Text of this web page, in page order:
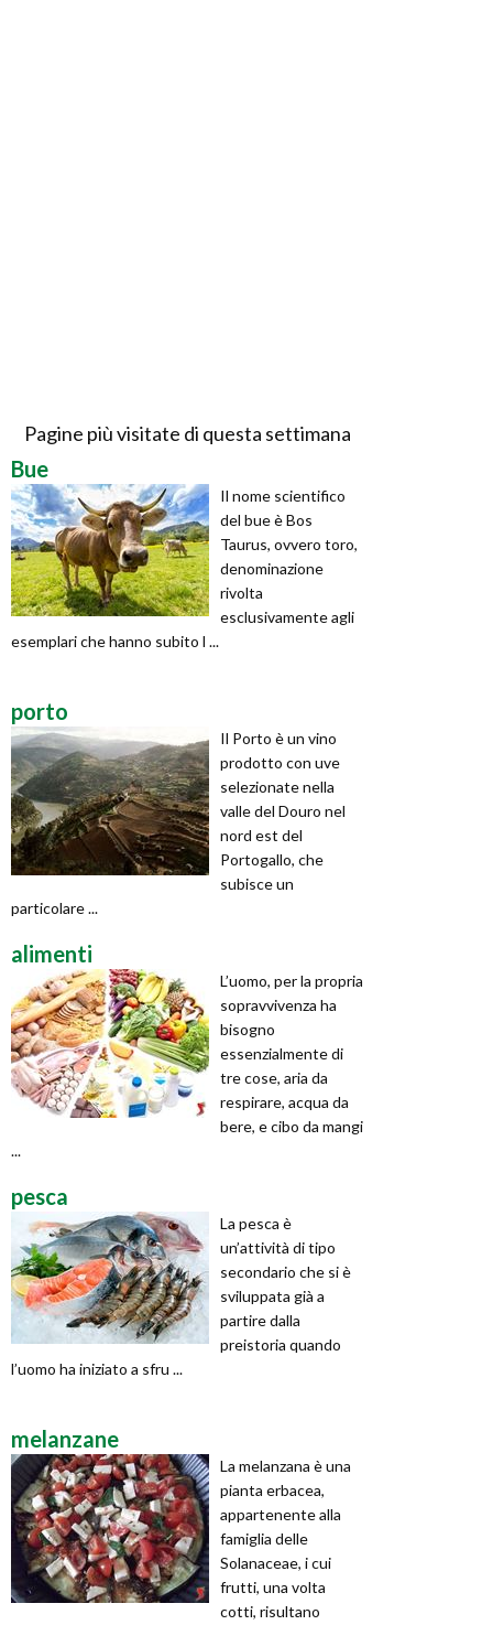
Pagine più visitate di questa settimana
Bue
Il nome scientifico
del bue è Bos
Taurus, ovvero toro,
denominazione
rivolta
esclusivamente agli
esemplari che hanno subito l ...
porto
Il Porto è un vino
prodotto con uve
selezionate nella
valle del Douro nel
nord est del
Portogallo, che
subisce un
particolare ...
alimenti
L’uomo, per la propria
sopravvivenza ha
bisogno
essenzialmente di
tre cose, aria da
respirare, acqua da
bere, e cibo da mangi
...
pesca
La pesca è
un’attività di tipo
secondario che si è
sviluppata già a
partire dalla
preistoria quando
l’uomo ha iniziato a sfru ...
melanzane
La melanzana è una
pianta erbacea,
appartenente alla
famiglia delle
Solanaceae, i cui
frutti, una volta
cotti, risultano